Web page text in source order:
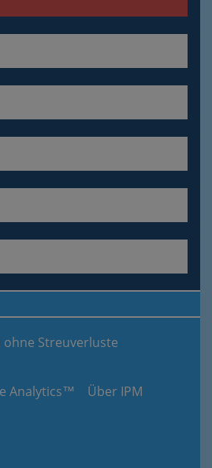
ohne Streuverluste
Analytics™ Über IPM